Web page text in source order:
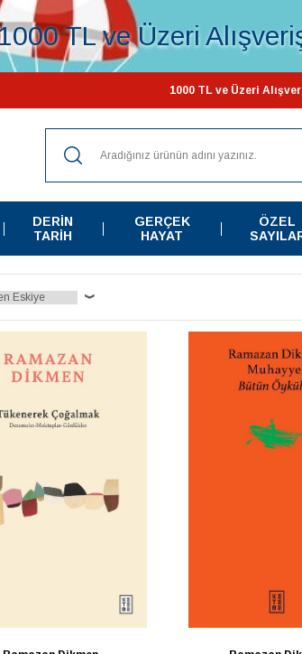
TL ve Üzeri
1000 TL ve Üzeri
DERIN
TARIH
GERÇEK
HAYAT
ÖZEL